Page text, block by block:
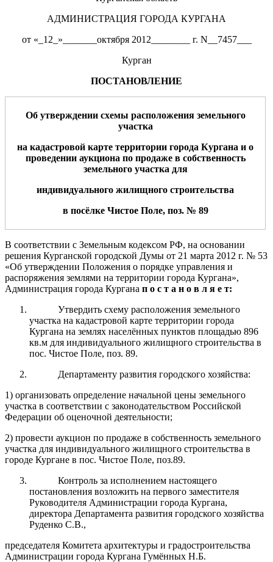
АДМИНИСТРАЦИЯ ГОРОДА КУРГАНА
от «_12_»_______октября 2012________ г. N__7457___
Курган
ПОСТАНОВЛЕНИЕ
Об утверждении схемы расположения земельного
участка
на кадастровой карте территории города Кургана и о
проведении аукциона по продаже в собственность
земельного участка для
индивидуального жилищного строительства
в посёлке Чистое Поле, поз. № 89
В соответствии с Земельным кодексом РФ, на основании
решения Курганской городской Думы от 21 марта 2012 г. № 53
«Об утверждении Положения о порядке управления и
распоряжения землями на территории города Кургана»,
Администрация города Кургана п о с т а н о в л я е т:
Утвердить схему расположения земельного
участка на кадастровой карте территории города
Кургана на землях населённых пунктов площадью 896
кв.м для индивидуального жилищного строительства в
пос. Чистое Поле, поз. 89.
Департаменту развития городского хозяйства:
1) организовать определение начальной цены земельного
участка в соответствии с законодательством Российской
Федерации об оценочной деятельности;
2) провести аукцион по продаже в собственность земельного
участка для индивидуального жилищного строительства в
городе Кургане в пос. Чистое Поле, поз.89.
Контроль за исполнением настоящего
постановления возложить на первого заместителя
Руководителя Администрации города Кургана,
директора Департамента развития городского хозяйства
Руденко С.В.,
председателя Комитета архитектуры и градостроительства
Администрации города Кургана Гумённых Н.Б.